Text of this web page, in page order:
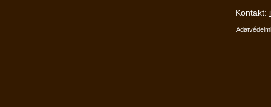
Kontakt: